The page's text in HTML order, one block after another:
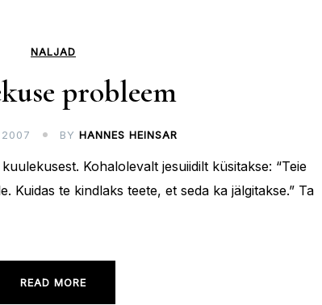
NALJAD
probleem
BY HANNES HEINSAR
Kohalolevalt jesuiidilt küsitakse: “Teie
te kindlaks teete, et seda ka jälgitakse.” Ta
READ MORE